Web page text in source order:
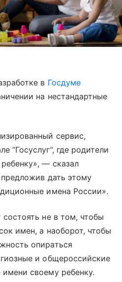
в Госдуме
на нестандартные
сервис,
“Госуслуг”, где родители
— сказал
предложив дать этому
имена России».
состоять не в том, чтобы
имен, а наоборот, чтобы
опираться
и общероссийские
своему ребенку.